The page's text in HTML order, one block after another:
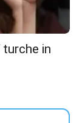
in